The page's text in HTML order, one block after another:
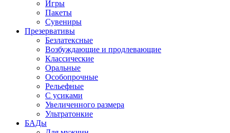
Игры
Пакеты
Сувениры
Презервативы
Безлатексные
Возбуждающие и продлевающие
Классические
Оральные
Особопрочные
Рельефные
С усиками
Увеличенного размера
Ультратонкие
БАДы